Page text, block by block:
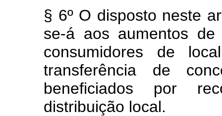
§ 6º O disposto neste
se-á aos aumentos
consumidores de
transferência de
beneficiados por
distribuição local.